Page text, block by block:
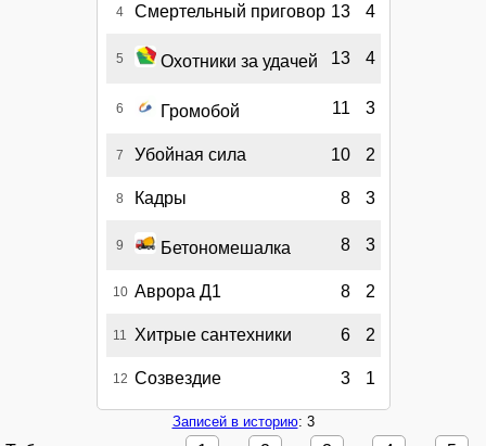
4 Смертельный приговор 13 4
5 Охотники за удачей 13 4
6 Громобой 11 3
7 Убойная сила 10 2
8 Кадры 8 3
9 Бетономешалка 8 3
10 Аврора Д1 8 2
11 Хитрые сантехники 6 2
12 Созвездие 3 1
Записей в историю: 3